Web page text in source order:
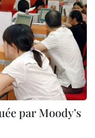
par Moody’s